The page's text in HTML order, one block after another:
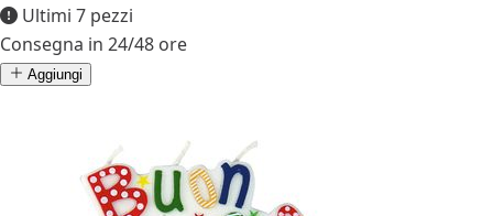
Ultimi 7 pezzi
Consegna in 24/48 ore
Aggiungi